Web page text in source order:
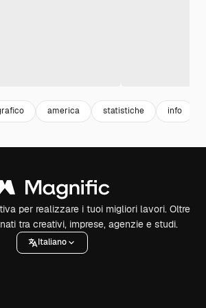
america statistiche info
per realizzare i tuoi migliori lavori. Oltre
tra creativi, imprese, agenzie e studi.
Italiano